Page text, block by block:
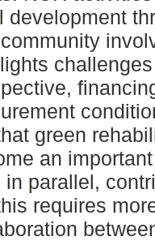
development
green
an
in parallel,
requires